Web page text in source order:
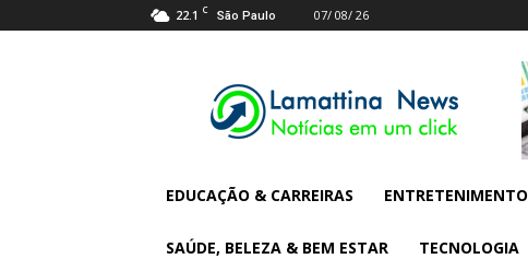
22.1 C São Paulo 07/ 08/ 26
Digital
News
EDUCAÇÃO & CARREIRAS ENTRETENIMENTO
SAÚDE, BELEZA & BEM ESTAR TECNOLOGIA